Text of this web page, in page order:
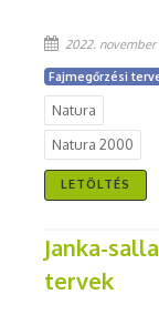
2022. november
Fajmegőrzési
Natura
Natura 2000
LETÖLTÉS
Janka-
tervek